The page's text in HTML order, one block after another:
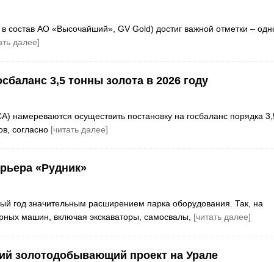
состав АО «Высочайший», GV Gold) достиг важной отметки –
далее]
3,5 тонны золота в 2026 году
намереваются осуществить постановку на госбаланс порядка
согласно [читать далее]
«Рудник»
год значительным расширением парка оборудования. Так, на
машин, включая экскаваторы, самосвалы, [читать далее]
золотодобывающий проект на Урале